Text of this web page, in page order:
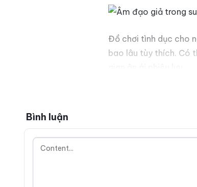
Đồ chơi tình dục cho
bao lâu tùy thích. Có
Công dụng của
Bình luận